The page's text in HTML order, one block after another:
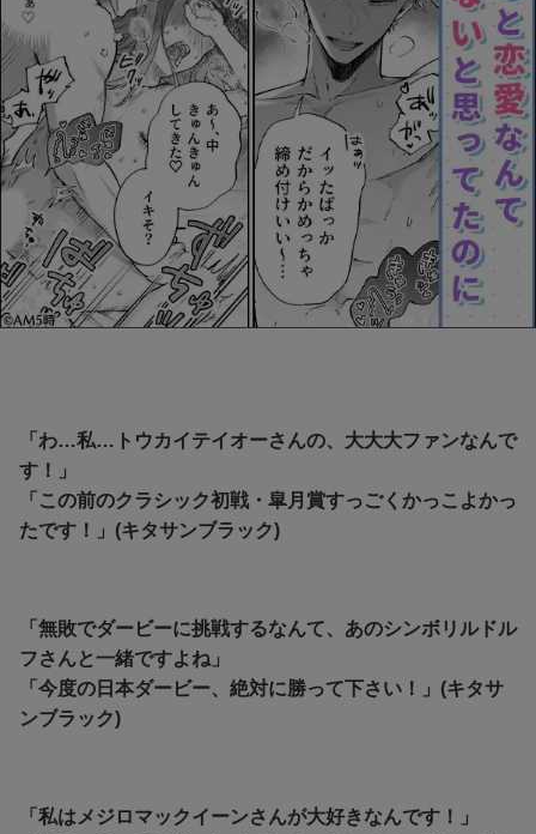
「わ…私…トウカイテイオーさんの、大大大ファンなんで
す！」
「この前のクラシック初戦・皐月賞すっごくかっこよかっ
たです！」(キタサンブラック)
「無敗でダービーに挑戦するなんて、あのシンボリルドル
フさんと一緒ですよね」
「今度の日本ダービー、絶対に勝って下さい！」(キタサ
ンブラック)
「私はメジロマックイーンさんが大好きなんです！」